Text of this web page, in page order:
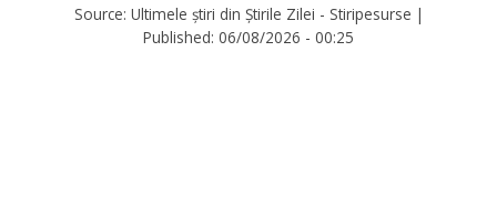
Source: Ultimele știri din Știrile Zilei - Stiripesurse |
Published: 06/08/2026 - 00:25